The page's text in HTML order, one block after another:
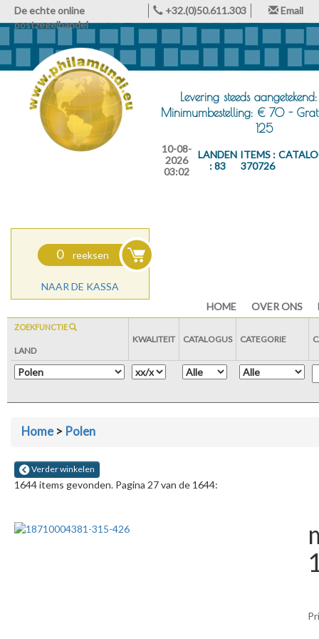
De echte online
postzegelhandel
+32.(0)50.611.303 Email
Levering steeds
Minimumbestelling: € 70 -
125
10-08-
2026
03:02
LANDEN
: 83
ITEMS :
370726
0 reeksen
NAAR DE KASSA
HOME
OVER ONS
ZOEKFUNCTIE
LAND
KWALITEIT CATALOGUS CATEGORIE
Home> Polen
Verder winkelen
1644 items gevonden. Pagina 27 van de 1644: